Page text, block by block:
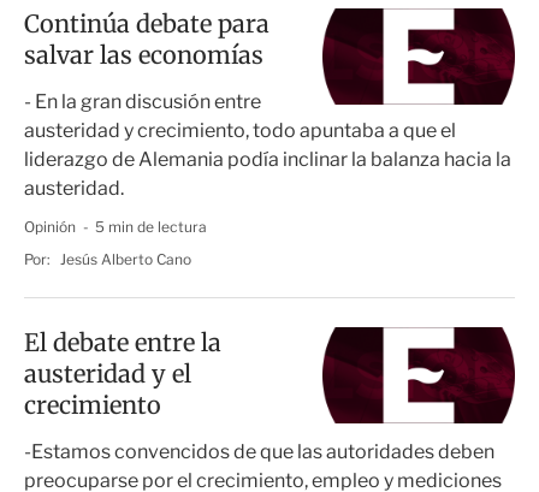
Continúa debate para
salvar las economías
- En la gran discusión entre
austeridad y crecimiento, todo apuntaba a que el
liderazgo de Alemania podía inclinar la balanza hacia la
austeridad.
Opinión
5 min de lectura
Por: Jesús Alberto Cano
El debate entre la
austeridad y el
crecimiento
-Estamos convencidos de que las autoridades deben
preocuparse por el crecimiento, empleo y mediciones